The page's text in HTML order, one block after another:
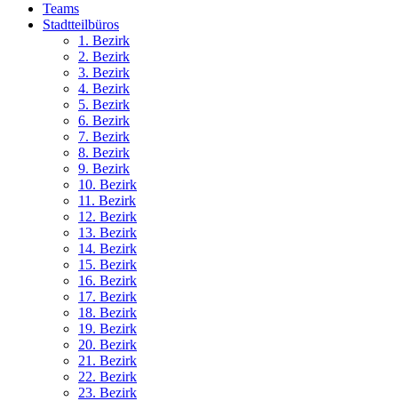
Teams
Stadtteilbüros
1. Bezirk
2. Bezirk
3. Bezirk
4. Bezirk
5. Bezirk
6. Bezirk
7. Bezirk
8. Bezirk
9. Bezirk
10. Bezirk
11. Bezirk
12. Bezirk
13. Bezirk
14. Bezirk
15. Bezirk
16. Bezirk
17. Bezirk
18. Bezirk
19. Bezirk
20. Bezirk
21. Bezirk
22. Bezirk
23. Bezirk